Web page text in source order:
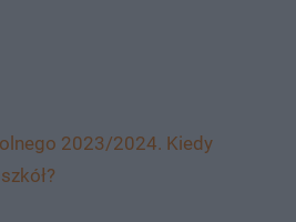
2023/2024. Kiedy